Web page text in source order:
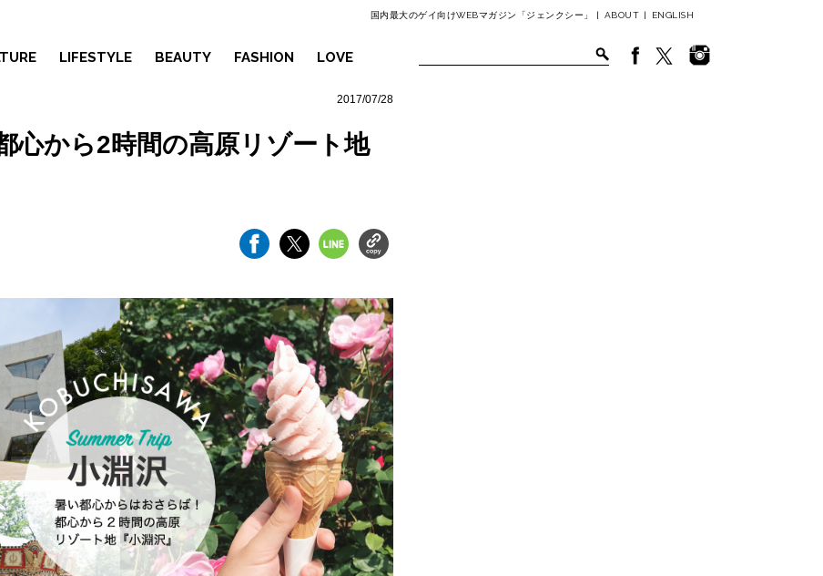
国内最大のゲイ向けWEBマガジン「ジェンクシー」 | ABOUT | ENGLISH
LIFESTYLE BEAUTY FASHION LOVE
2017/07/28
心から2時間の高原リゾート地